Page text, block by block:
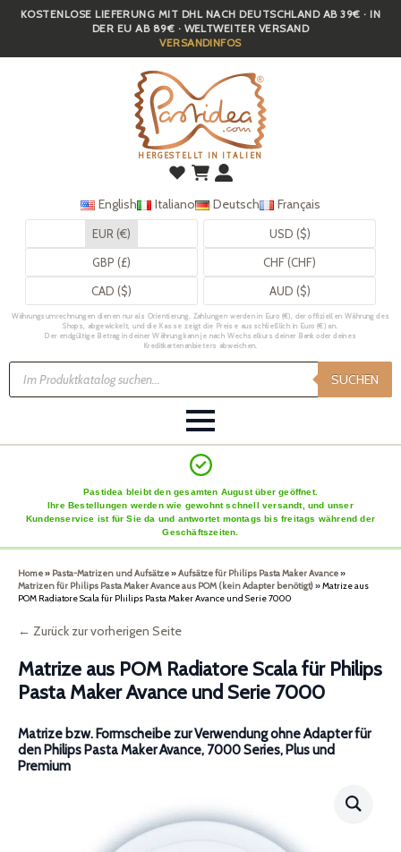
Skip
KOSTENLOSE LIEFERUNG MIT DHL NACH DEUTSCHLAND AB 39€ · IN
DER EU AB 89€ · WELTWEITER VERSAND
VERSANDINFOS
HERGESTELLT IN ITALIEN
English Italiano Deutsch Français
EUR (€)
USD ($)
GBP (£)
CHF (CHF)
CAD ($)
AUD ($)
Währungsumrechnungen dienen nur als Orientierung. Zahlungen werden in Euro (€), der offiziellen Währung des
Shops, abgewickelt, und die Kasse zeigt die Preise ausschließlich in Euro (€) an.
Der endgültige Betrag in deiner Währung kann je nach Wechselkurs deiner Bank oder deines
Kreditkartenanbieters abweichen.
Products
search SUCHEN
Pastidea bleibt den gesamten August über geöffnet.
Ihre Bestellungen werden wie gewohnt schnell versandt, und unser
Kundenservice ist für Sie da und antwortet montags bis freitags während der
Geschäftszeiten.
Home» Pasta-Matrizen und Aufsätze»Aufsätze für Philips Pasta Maker Avance»
Matrizen für Philips Pasta Maker Avance aus POM (kein Adapter benötigt)»Matrize aus
POM Radiatore Scala für Philips Pasta Maker Avance und Serie 7000
← Zurück zur vorherigen Seite
Matrize aus POM Radiatore Scala für Philips
Pasta Maker Avance und Serie 7000
Matrize bzw. Formscheibe zur Verwendung ohne Adapter für
den Philips Pasta Maker Avance, 7000 Series, Plus und
Premium